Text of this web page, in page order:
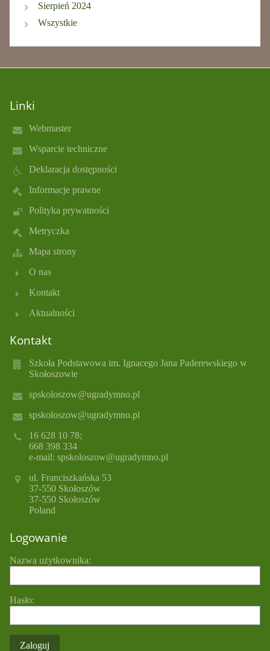
Sierpień 2024
Wszystkie
Linki
Webmaster
Wsparcie techniczne
Deklaracja dostępności
Informacje prawne
Polityka prywatności
Metryczka
Mapa strony
O nas
Kontakt
Aktualności
Kontakt
Szkoła Podstawowa im. Ignacego Jana Paderewskiego w
Skołoszowie
spskoloszow@ugradymno.pl
spskoloszow@ugradymno.pl
16 628 10 78;
668 398 334
e-mail: spskoloszow@ugradymno.pl
ul. Franciszkańska 53
37-550 Skołoszów
37-550 Skołoszów
Poland
Logowanie
Nazwa użytkownika:
Hasło: